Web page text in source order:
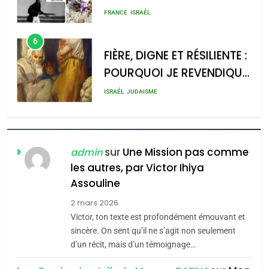
meurtrière selon le rapport
l’antisémitisme
admin 0
rapport d’ADL contre
FRANCE ISRAÉL
6
FIÈRE, DIGNE ET RÉSILIENTE :
POURQUOI JE REVENDIQUE
MA JUDAÏTE par Thérèse
ISRAÉL JUDAISME
CE QUI NOUS MANQUE –
Jacques Hadida
JUDAISME
Maroc : Les amandes de
Tafraout, le miel de Tadla
Azilal consacrés produits
du terroir
DAFINA MAROC
adminsur Une Mission pas comme
les autres, par Victor Ihiya
Assouline
2 mars 2026
Victor, ton texte est profondément émouvant et
sincère. On sent qu’il ne s’agit non seulement
d’un récit, mais d’un témoignage…